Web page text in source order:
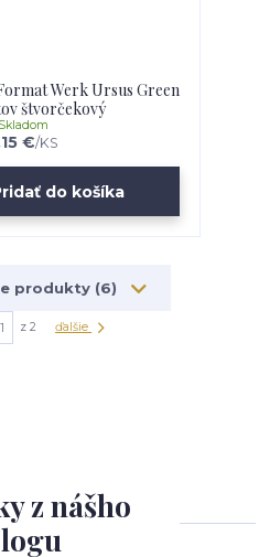
Werk Ursus Green
štvorčekový
€/KS
Skladom
do košíka
produkty (6)
z 2 ďalšie
z nášho